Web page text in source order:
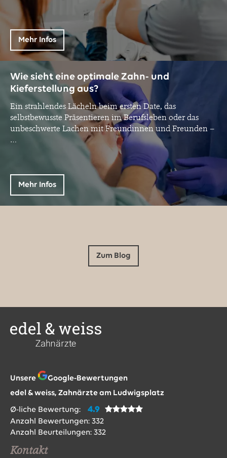
Mehr Infos
Wie sieht eine optimale Zahn- und
Kieferstellung aus?
Ein strahlendes Lächeln beim ersten Date, das
selbstbewusste Präsentieren im Berufsleben oder das
unbeschwerte Lachen mit Freundinnen und Freunden –
…
Mehr Infos
Zum Blog
Unsere
Google-Bewertungen
edel & weiss, Zahnärzte am Ludwigsplatz
Ø-liche Bewertung: 4.9
Anzahl Bewertungen: 332
Anzahl Beurteilungen: 332
Kontakt